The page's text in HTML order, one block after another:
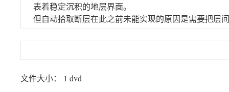
表着稳定沉积的地层界面。
但自动拾取断层在此之前未能实现的原因是需要把层
文件大小： 1 dvd